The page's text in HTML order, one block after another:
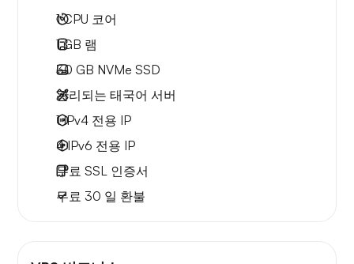
1CPU 코어
1 GB 램
30 GB NVMe SSD
관리되는 태국어 서버
1 IPv4 전용 IP
4 IPv6 전용 IP
무료 SSL 인증서
무료 30 일 환불